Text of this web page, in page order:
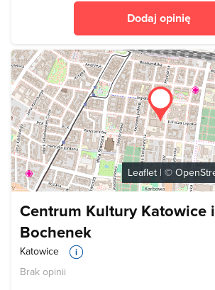
Dodaj opinię
Leaflet | ©
Centrum Kultury Katowice
Bochenek
Katowice
Brak opinii